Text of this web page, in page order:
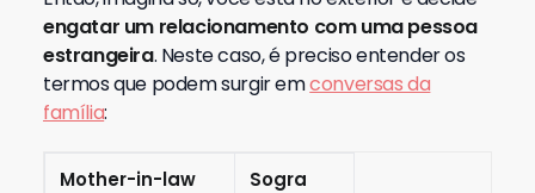
engatar um relacionamento com uma pessoa
estrangeira. Neste caso, é preciso entender os
termos que podem surgir emconversas da
família:
Mother-in-law Sogra